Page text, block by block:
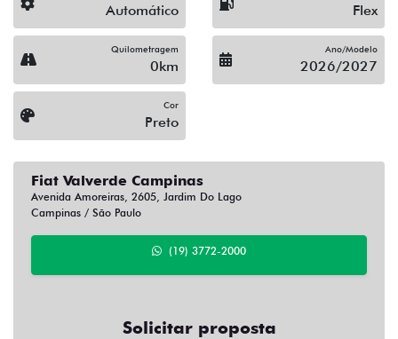
Automático Flex
Quilometragem
0km
Ano/Modelo
2026/2027
Cor
Preto
Fiat Valverde Campinas
Avenida Amoreiras, 2605, Jardim Do Lago
Campinas / São Paulo
(19) 3772-2000
Solicitar proposta